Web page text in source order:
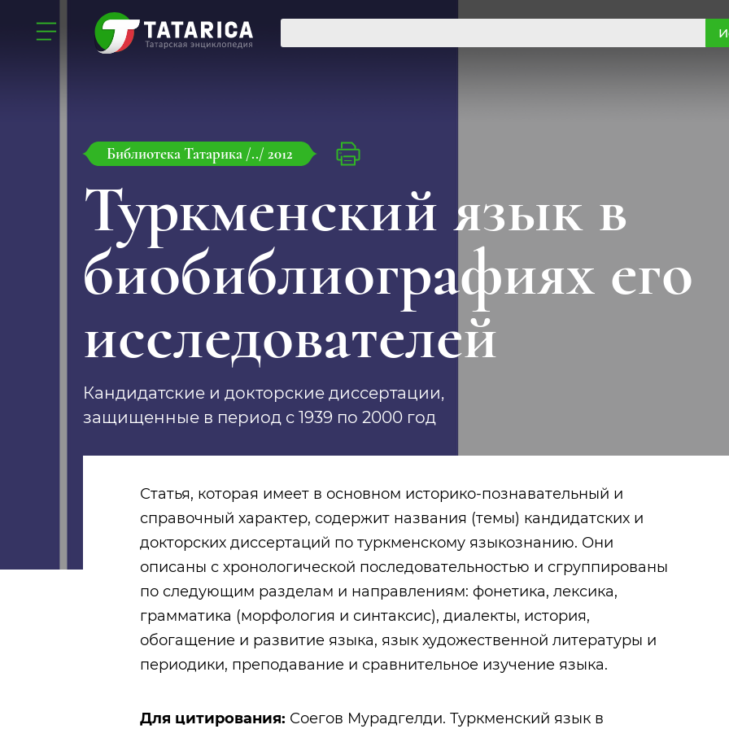
Библиотека Татарика /../ 2012
Туркменский язык в
биобиблиографиях его
исследователей
Кандидатские и докторские диссертации,
защищенные в период с 1939 по 2000 год
Статья, которая имеет в основном историко-познавательный и
справочный характер, содержит названия (темы) кандидатских и
докторских диссертаций по туркменскому языкознанию. Они
описаны с хронологической последовательностью и сгруппированы
по следующим разделам и направлениям: фонетика, лексика,
грамматика (морфология и синтаксис), диалекты, история,
обогащение и развитие языка, язык художественной литературы и
периодики, преподавание и сравнительное изучение языка.
Для цитирования: Соегов Мурадгелди. Туркменский язык в
Татарский район